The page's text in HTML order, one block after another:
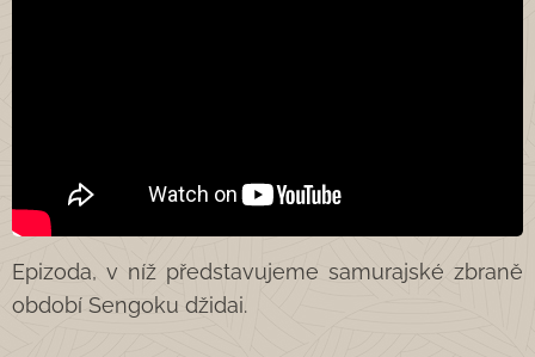
Epizoda, v níž představujeme samurajské zbraně
období Sengoku džidai.